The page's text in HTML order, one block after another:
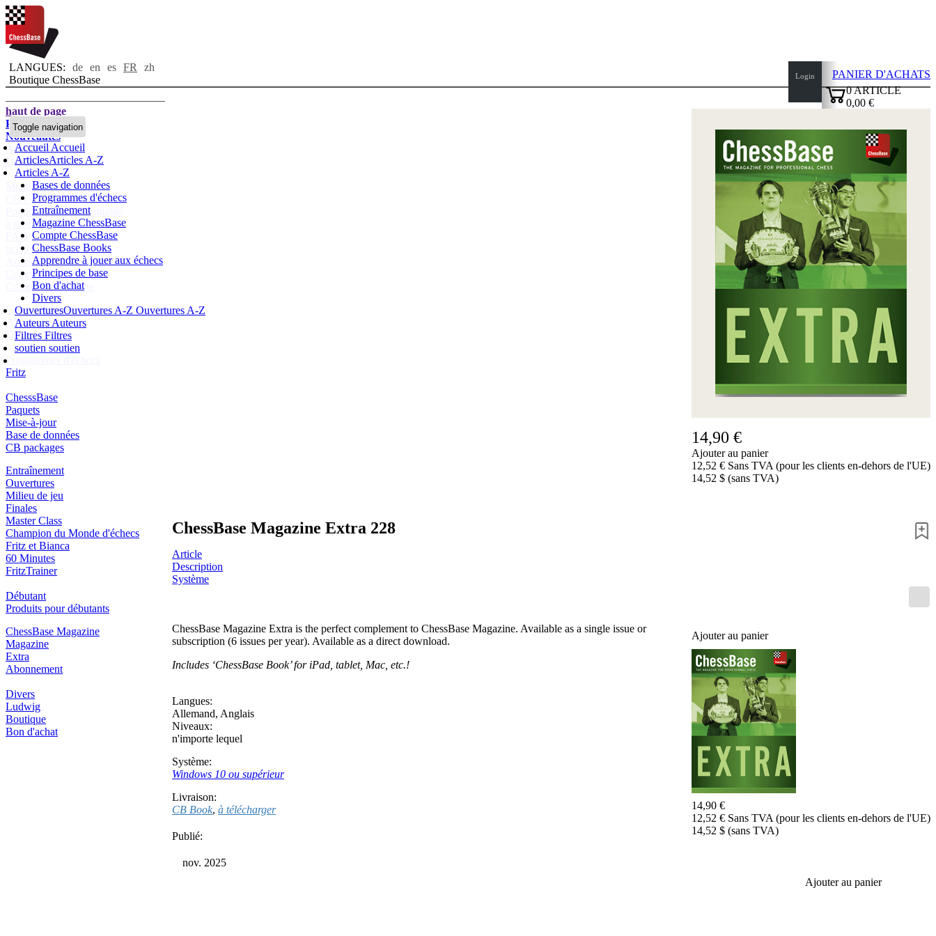
LANGUES: de en es FR
zh
Boutique ChessBase
Toggle navigation
Accueil Accueil
ArticlesArticles A-Z
Articles A-Z
Bases de données
Programmes d'échecs
Entraînement
Magazine ChessBase
Compte ChessBase
ChessBase Books
Apprendre à jouer aux échecs
Principes de base
Bon d'achat
Divers
OuverturesOuvertures A-Z Ouvertures A-Z
Auteurs Auteurs
Filtres Filtres
soutien soutien
Login
PANIER D'ACHATS
0ARTICLE
0,00 €
14,90 €
Ajouter au panier
12,52 € Sans TVA (pour les clients en-dehors de l'UE)
14,52 $ (sans TVA)
ChessBase Magazine Extra 228
Article
Description
Système
Ajouter au panier
14,90 €
12,52 € Sans TVA (pour les clients en-dehors de l'UE)
14,52 $ (sans TVA)
ChessBase Magazine Extra is the perfect complement to ChessBase Magazine. Available as a single issue or
subscription (6 issues per year). Available as a direct download.
Includes ‘ChessBase Book’ for iPad, tablet, Mac, etc.!
Langues:
Allemand, Anglais
Niveaux:
n'importe lequel
Système:
Windows 10 ou supérieur
Livraison:
CB Book, à télécharger
Publié:
nov. 2025
Ajouter au panier
haut de page
Page d'accueil
Nouveautés
Auteurs
Ouvertures
Mentions légales
CGV
Politique de confidentialité
à propos de nous
FAQ
licences
Accessibility
Cookies Management
Compliance Hotline
Compte ChessBase
Abonnement
Ducats
Programmes d'échecs
Fritz
ChesssBase
Paquets
Mise-à-jour
Base de données
CB packages
Entraînement
Ouvertures
Milieu de jeu
Finales
Master Class
Champion du Monde d'échecs
Fritz et Bianca
60 Minutes
FritzTrainer
Débutant
Produits pour débutants
ChessBase Magazine
Magazine
Extra
Abonnement
Divers
Ludwig
Boutique
Bon d'achat